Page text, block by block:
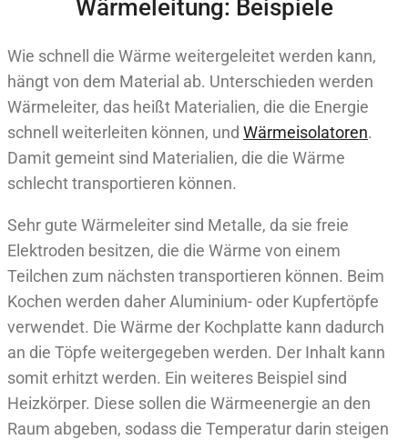
Wärmeleitung: Beispiele
Wie schnell die Wärme weitergeleitet werden kann,
hängt von dem Material ab. Unterschieden werden
Wärmeleiter, das heißt Materialien, die die Energie
schnell weiterleiten können, und Wärmeisolatoren.
Damit gemeint sind Materialien, die die Wärme
schlecht transportieren können.
Sehr gute Wärmeleiter sind Metalle, da sie freie
Elektroden besitzen, die die Wärme von einem
Teilchen zum nächsten transportieren können. Beim
Kochen werden daher Aluminium- oder Kupfertöpfe
verwendet. Die Wärme der Kochplatte kann dadurch
an die Töpfe weitergegeben werden. Der Inhalt kann
somit erhitzt werden. Ein weiteres Beispiel sind
Heizkörper. Diese sollen die Wärmeenergie an den
Raum abgeben, sodass die Temperatur darin steigen